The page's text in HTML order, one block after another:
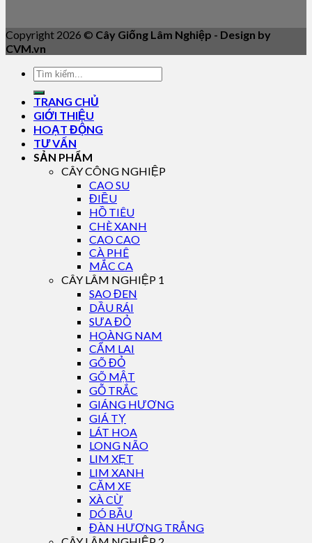
Copyright 2026 © Cây Giống Lâm Nghiệp - Design by
CVM.vn
TRANG CHỦ
GIỚI THIỆU
HOẠT ĐỘNG
TƯ VẤN
SẢN PHẨM
CÂY CÔNG NGHIỆP
CAO SU
ĐIỀU
HỒ TIÊU
CHÈ XANH
CAO CAO
CÀ PHÊ
MẮC CA
CÂY LÂM NGHIỆP 1
SAO ĐEN
DẦU RÁI
SƯA ĐỎ
HOÀNG NAM
CẨM LAI
GÕ ĐỎ
GÕ MẬT
GỖ TRẮC
GIÁNG HƯƠNG
GIÁ TỴ
LÁT HOA
LONG NÃO
LIM XẸT
LIM XANH
CĂM XE
XÀ CỪ
DÓ BẦU
ĐÀN HƯƠNG TRẮNG